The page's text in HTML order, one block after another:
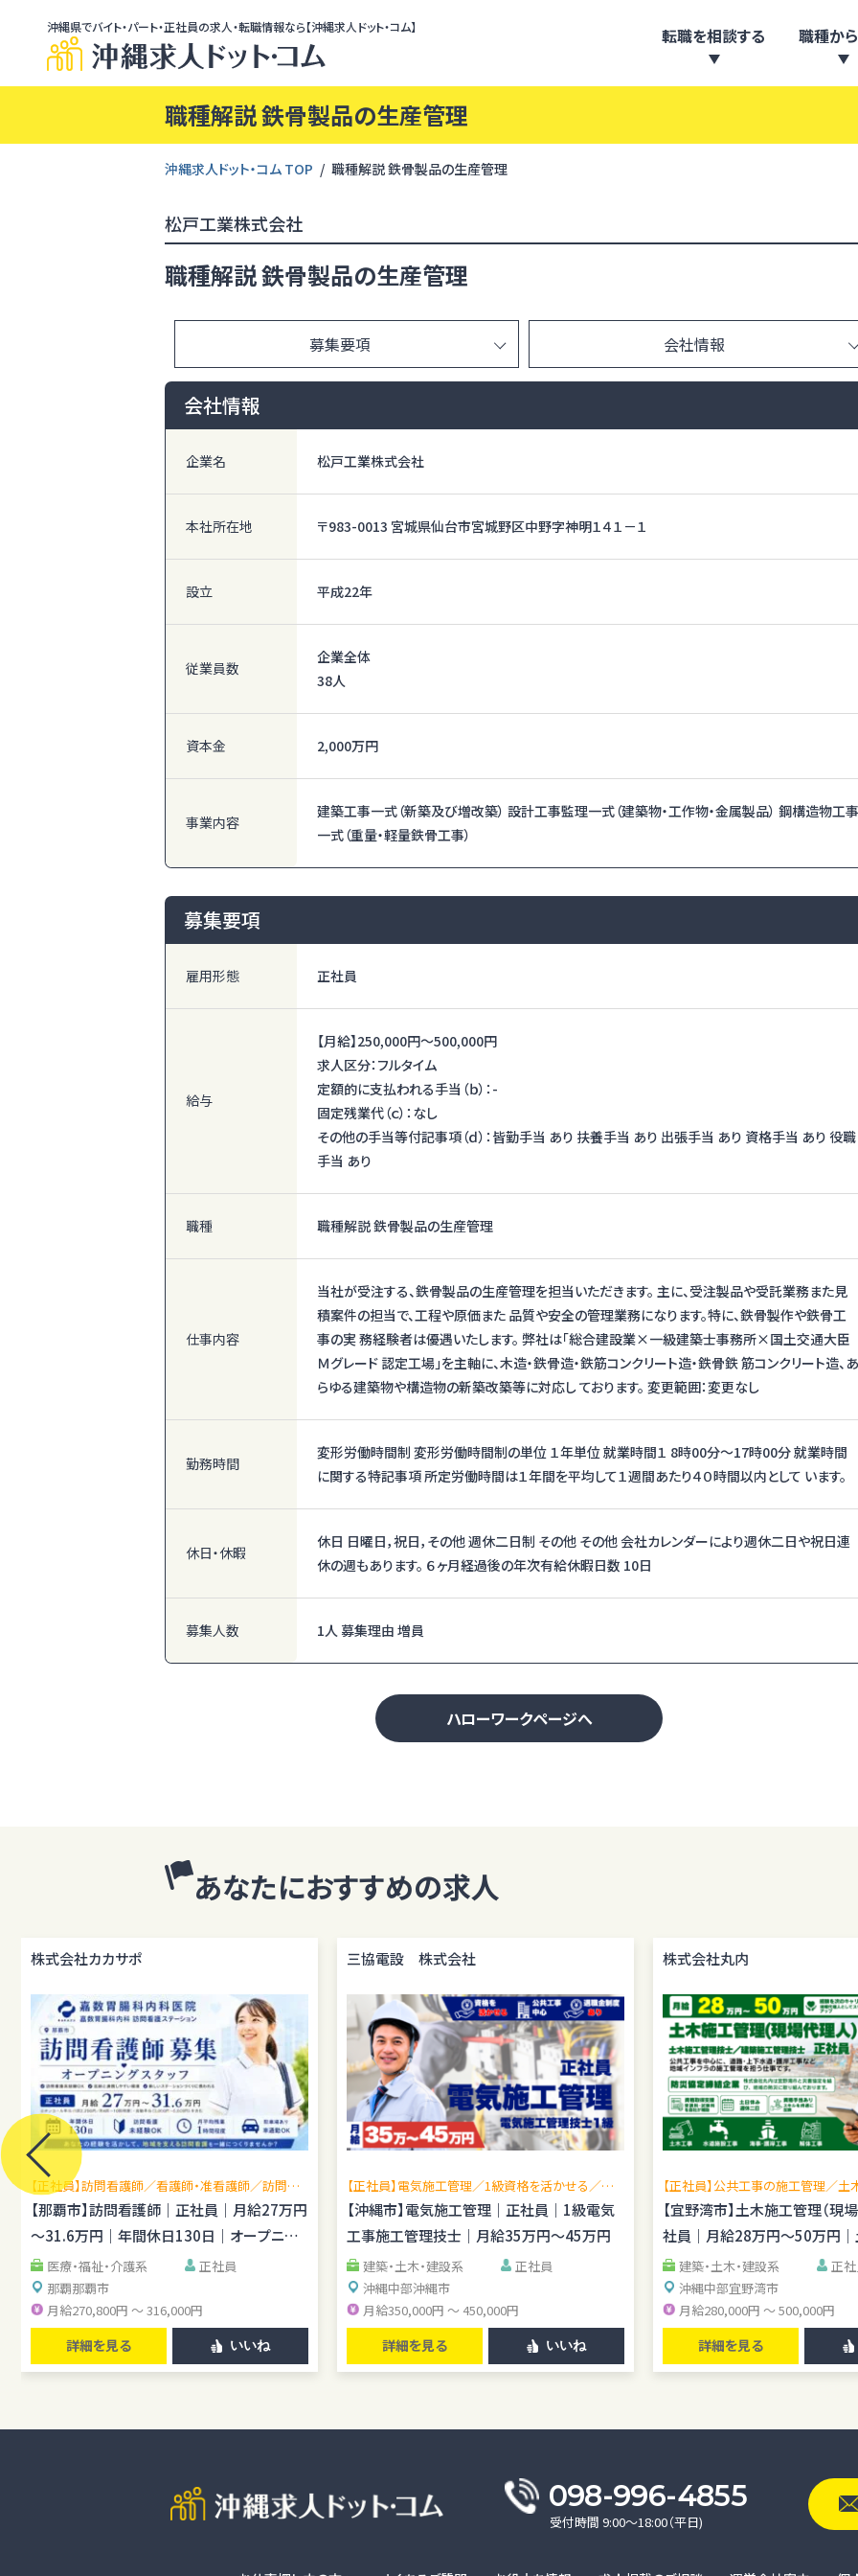
沖縄県でバイト・パート・正社員の求人・転職情報なら【沖縄求人ドット・コム】 転職を相談する 職種か
職種解説 鉄骨製品の生産管理
沖縄求人ドット・コム TOP 職種解説 鉄骨製品の生産管理
松戸工業株式会社
職種解説 鉄骨製品の生産管理
募集要項 会社情報
会社情報
企業名 松戸工業株式会社
本社所在地 〒983-0013 宮城県仙台市宮城野区中野字神明１４１－１
設立 平成22年
従業員数
企業全体
38人
資本金 2,000万円
事業内容
建築工事一式（新築及び増改築） 設計工事監理一式（建築物・工作物・金属製品） 鋼構造物工事
一式（重量・軽量鉄骨工事）
募集要項
雇用形態 正社員
給与
【月給】250,000円〜500,000円
求人区分：フルタイム
定額的に支払われる手当（ｂ）：-
固定残業代（ｃ）：なし
その他の手当等付記事項（ｄ）：皆勤手当 あり 扶養手当 あり 出張手当 あり 資格手当 あり 役職
手当 あり
職種 職種解説 鉄骨製品の生産管理
仕事内容
当社が受注する、鉄骨製品の生産管理を担当いただきます。 主に、受注製品や受託業務また見
積案件の担当で、工程や原価また 品質や安全の管理業務になります。特に、鉄骨製作や鉄骨工
事の実 務経験者は優遇いたします。 弊社は「総合建設業×一級建築士事務所×国土交通大臣
Ｍグレード 認定工場」を主軸に、木造・鉄骨造・鉄筋コンクリート造・鉄骨鉄 筋コンクリート造、あ
らゆる建築物や構造物の新築改築等に対応し ております。 変更範囲：変更なし
勤務時間
変形労働時間制 変形労働時間制の単位 １年単位 就業時間１ 8時00分〜17時00分 就業時間
に関する特記事項 所定労働時間は１年間を平均して１週間あたり４０時間以内として います。
休日・休暇
休日 日曜日，祝日，その他 週休二日制 その他 その他 会社カレンダーにより週休二日や祝日連
休の週もあります。 ６ヶ月経過後の年次有給休暇日数 10日
募集人数 1人 募集理由 増員
ハローワークページへ
あなたにおすすめの求人
株式会社カカサポ
【正社員】訪問看護師／看護師・准看護師／訪問看
護未経験OK／月平均残業1時間程度／駐車場あり
【那覇市】訪問看護師｜正社員｜月給27万円
～31.6万円｜年間休日130日｜オープニン
グスタッフ
医療・福祉・介護系
正社員
那覇那覇市
月給270,800円 ～ 316,000円
詳細を見る いいね
三協電設 株式会社
【正社員】電気施工管理／1級資格を活かせる／現
場管理経験を広げられる／公共工事中心／転勤な
し
【沖縄市】電気施工管理｜正社員｜1級電気
工事施工管理技士｜月給35万円～45万円
建築・土木・建設系
正社員
沖縄中部沖縄市
月給350,000円 ～ 450,000円
詳細を見る いいね
株式会社丸内
【正社員】公共工事の施工管理／土
理技士歓迎／賞与年2回／無料駐
管理経験を活かせる
【宜野湾市】土木施工管理（現
社員｜月給28万円～50万円
資格手当あり
建築・土木・建設系
正
沖縄中部宜野湾市
月給280,000円 ～ 500,000円
詳細を見る
098-996-4855
受付時間 9:00〜18:00（平日)